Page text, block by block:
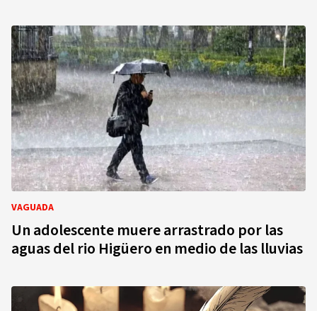
VAGUADA
Un adolescente muere arrastrado por las
aguas del rio Higüero en medio de las lluvias